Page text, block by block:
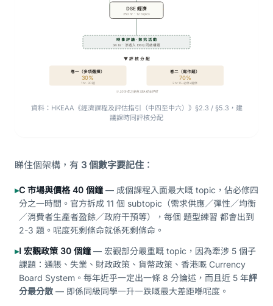
DSE 經濟
250 hr · 12 topics
時 事 評 論 · 探 究 活 動
34 hr · 滲透入 DBQ 同結構題
▼ 評 核 分 配
卷一（多項選擇）
30%
1 hr · 30 題
卷二（寫作題）
70%
2 hr 15 · 必修+選修
※ 2019 年之後無 SBA 校本評核
資料：HKEAA《經濟課程及評估指引（中四至中六）》§2.3 / §5.3，建
議課時同評核分配
睇住個架構，有 3 個數字要記住 ：
▸C 市場與價格 40 個鐘 — 成個課程入面最大嘅 topic，佔必修四
分之一時間。官方拆成 11 個 subtopic（需求供應／彈性／均衡
／消費者生產者盈餘／政府干預等），每個 題型練習 都會出到
2-3 題。呢度死剩條命就係死剩條命。
▸I 宏觀政策 30 個鐘 — 宏觀部分最重嘅 topic，因為牽涉 5 個子
課題：通脹、失業、財政政策、貨幣政策、香港嘅 Currency
Board System。每年近乎一定出一條 8 分論述，而且近 5 年評
分最分散 — 即係同級同學一升一跌嘅最大差距喺呢度。